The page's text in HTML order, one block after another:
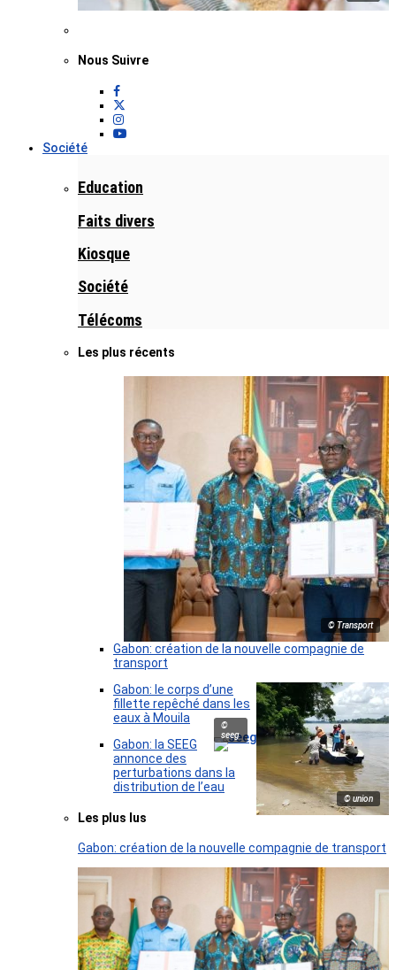
Nous Suivre
Société
Education
Faits divers
Kiosque
Société
Télécoms
Les plus récents
© Transport
Gabon: création de la nouvelle compagnie de
transport
© union
Gabon: le corps d’une
fillette repêché dans les
eaux à Mouila
©
seeg
Gabon: la SEEG
annonce des
perturbations dans la
distribution de l’eau
Les plus lus
Gabon: création de la nouvelle compagnie de transport